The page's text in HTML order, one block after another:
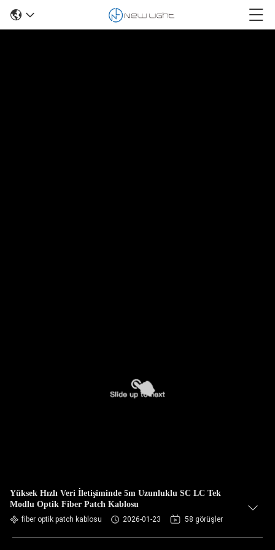
Yüksek Hızlı Veri İletişiminde 5m Uzunluklu SC LC Tek
Modlu Optik Fiber Patch Kablosu
fiber optik patch kablosu 2026-01-23 58 görüşler